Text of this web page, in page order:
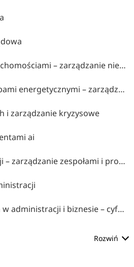
administrowanie nieruchomościami – zarządzanie nieruchomościami, prawo rynku nieruchomości, eksploatacja i administrowanie obiektami.
administrowanie zasobami energetycznymi – zarządzanie infrastrukturą i zasobami energetycznymi, efektywność energetyczna, regulacje prawne.
i zarządzanie kryzysowe
ai
menedżer administracji – zarządzanie zespołami i procesami administracyjnymi, przywództwo, organizacja pracy i podejmowanie decyzji.
transformacja cyfrowa w administracji i biznesie – cyfryzacja procesów, nowe technologie, zarządzanie zmianą i wdrażanie rozwiązań cyfrowych.
Rozwiń